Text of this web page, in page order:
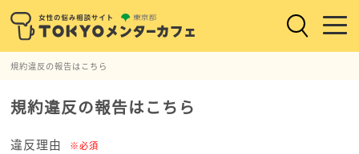
規約違反の報告はこちら
規約違反の報告はこちら
違反理由 ※必須